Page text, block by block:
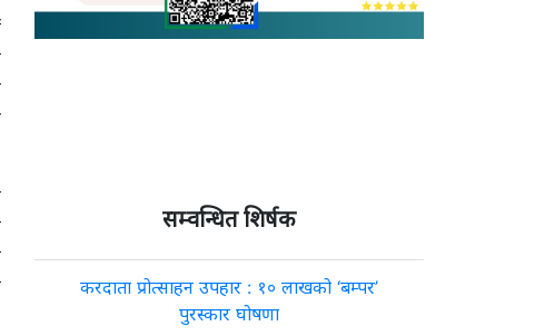
सम्वन्धित शिर्षक
करदाता प्रोत्साहन उपहार : १० लाखको ‘बम्पर’
पुरस्कार घोषणा